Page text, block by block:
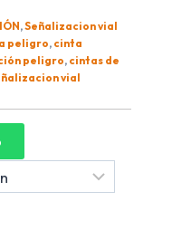
,Señalizacion vial
peligro, cinta
peligro, cintas de
vial